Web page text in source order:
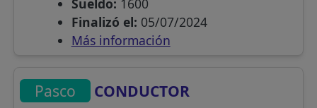
Finalizó el: 05/07/2024
Más información
Pasco CONDUCTOR